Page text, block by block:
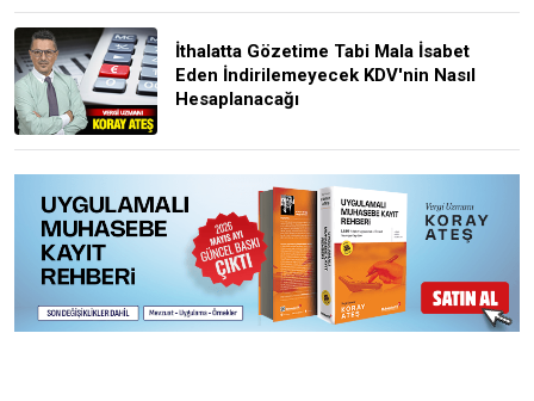
İthalatta Gözetime Tabi Mala İsabet
Eden İndirilemeyecek KDV'nin Nasıl
Hesaplanacağı